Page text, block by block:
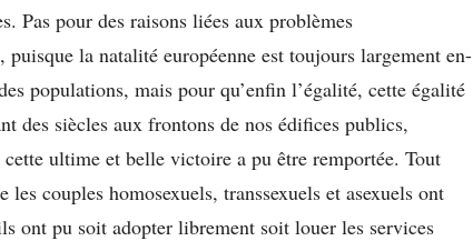
Pas pour des raisons liées aux problèmes
puisque la natalité européenne est toujours largement en-
populations, mais pour qu’enfin l’égalité, cette égalité
des siècles aux frontons de nos édifices publics,
ultime et belle victoire a pu être remportée. Tout
les couples homosexuels, transsexuels et asexuels ont
ont pu soit adopter librement soit louer les services